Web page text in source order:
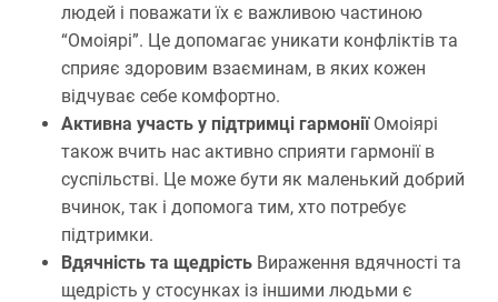
людей і поважати їх є важливою частиною
“Омоіярі”. Це допомагає уникати конфліктів та
сприяє здоровим взаєминам, в яких кожен
відчуває себе комфортно.
Активна участь у підтримці гармоніїОмоіярі
також вчить нас активно сприяти гармонії в
суспільстві. Це може бути як маленький добрий
вчинок, так і допомога тим, хто потребує
підтримки.
Вдячність та щедрість Вираження вдячності та
щедрість у стосунках із іншими людьми є